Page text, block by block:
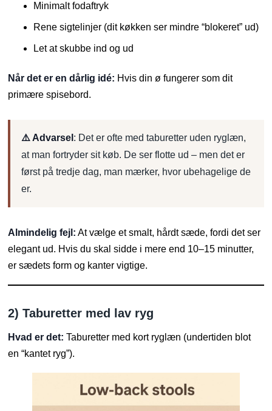
Minimalt fodaftryk
Rene sigtelinjer (dit køkken ser mindre “blokeret” ud)
Let at skubbe ind og ud
Når det er en dårlig idé: Hvis din ø fungerer som dit
primære spisebord.
⚠️ Advarsel : Det er ofte med taburetter uden ryglæn,
at man fortryder sit køb. De ser flotte ud – men det er
først på tredje dag, man mærker, hvor ubehagelige de
er.
Almindelig fejl: At vælge et smalt, hårdt sæde, fordi det ser
elegant ud. Hvis du skal sidde i mere end 10–15 minutter,
er sædets form og kanter vigtige.
2) Taburetter med lav ryg
Hvad er det: Taburetter med kort ryglæn (undertiden blot
en “kantet ryg”).